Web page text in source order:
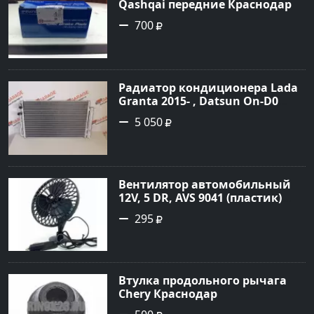
Qashqai передние Краснодар
700
Радиатор кондиционера Lada
Granta 2015- , Datsun On-D0
2016- Краснодар
5 050
Вентилятор автомобильный
12V, 5 DR, AVS 9041 (пластик)
Краснодар
295
Втулка продольного рычага
Chery Краснодар